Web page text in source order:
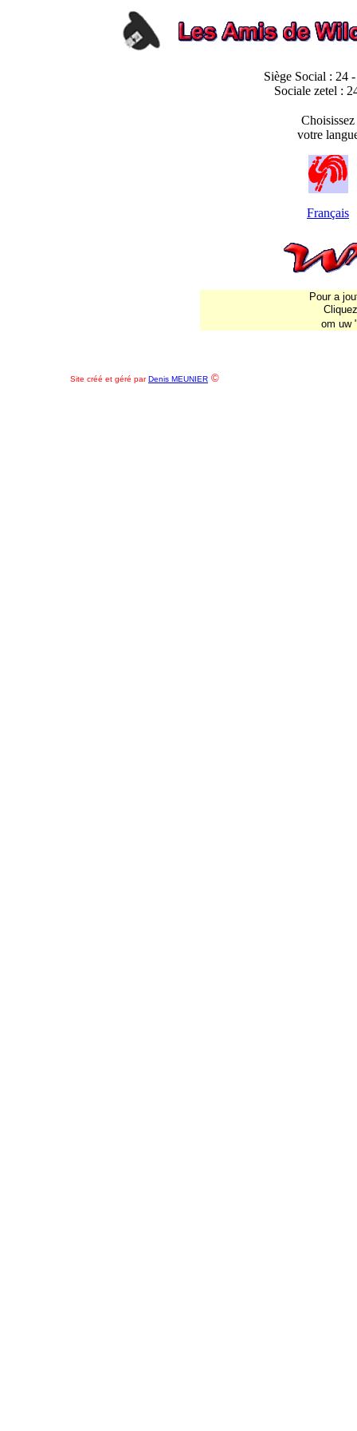
Siège Social : 24
Sociale zetel :
Choisissez
votre
Français
Pour a
om uw
Site créé et géré parDenis MEUNIER ©